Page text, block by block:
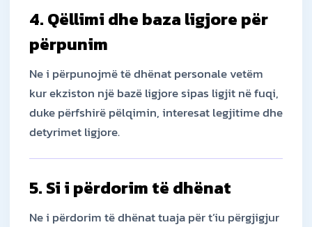
4. Qëllimi dhe baza ligjore për
përpunim
Ne i përpunojmë të dhënat personale vetëm
kur ekziston një bazë ligjore sipas ligjit në fuqi,
duke përfshirë pëlqimin, interesat legjitime dhe
detyrimet ligjore.
5. Si i përdorim të dhënat
Ne i përdorim të dhënat tuaja për t’iu përgjigjur